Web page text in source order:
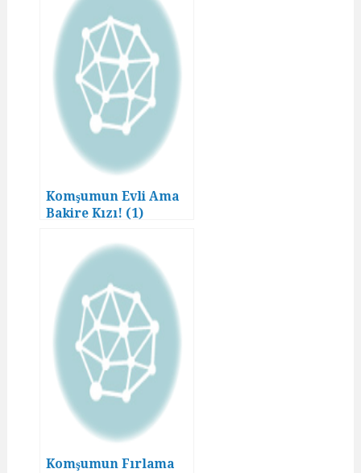
Komşumun Evli Ama
Bakire Kızı! (1)
Komşumun Fırlama